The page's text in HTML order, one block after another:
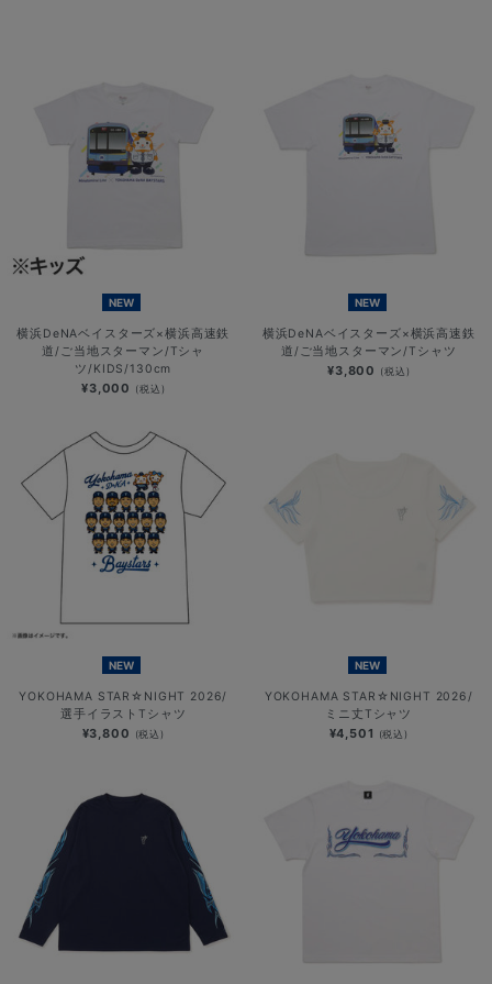
NEW
横浜DeNAベイスターズ×横浜高速鉄
道/ご当地スターマン/Tシャ
ツ/KIDS/130cm
¥3,000 (税込)
NEW
横浜DeNAベイスターズ×横浜高速鉄
道/ご当地スターマン/Tシャツ
¥3,800 (税込)
NEW
YOKOHAMA STAR☆NIGHT 2026/
選手イラストTシャツ
¥3,800 (税込)
NEW
YOKOHAMA STAR☆NIGHT 2026/
ミニ丈Tシャツ
¥4,501 (税込)